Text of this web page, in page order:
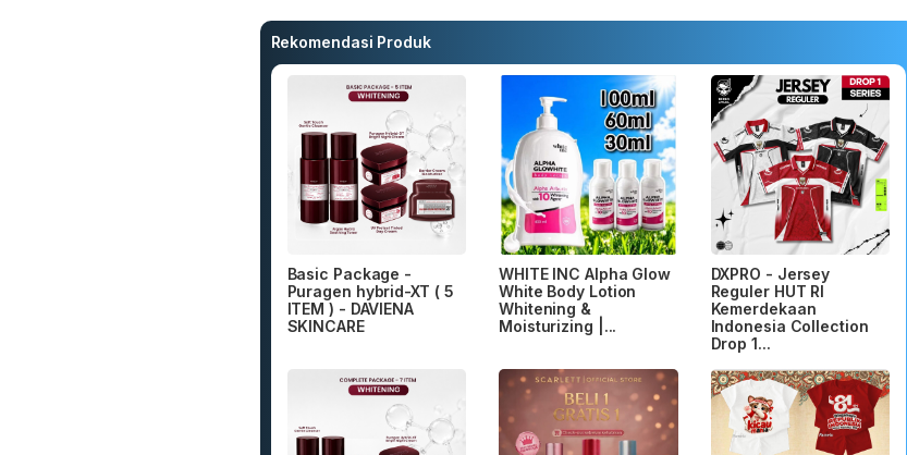
Rekomendasi Produk
Basic Package -
Puragen hybrid-XT ( 5
ITEM ) - DAVIENA
SKINCARE
WHITE INC Alpha Glow
White Body Lotion
Whitening &
Moisturizing |...
DXPRO - Jersey
Reguler HUT RI
Kemerdekaan
Indonesia Collection
Drop 1...